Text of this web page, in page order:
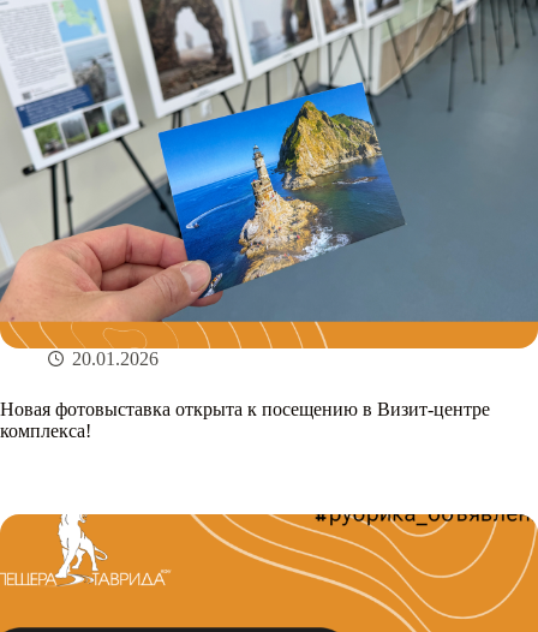
20.01.2026
Новая фотовыставка открыта к посещению в Визит-центре
комплекса!